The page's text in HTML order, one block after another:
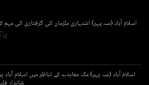
اسلام آباد (سہ پہر) اشتہاری ملزمان کی گرفتاری کی مہم
اسلام آباد (سہ پہر) مکہ معاہدے کے تناظر میں اسلام آباد